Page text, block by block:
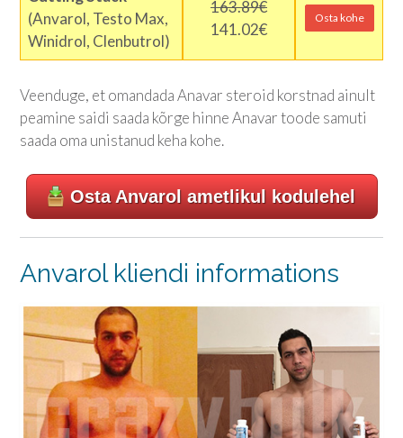
(Anvarol, Testo Max,
Winidrol, Clenbutrol)
163.89€
141.02€
Osta kohe
Veenduge, et omandada Anavar steroid korstnad ainult
peamine saidi saada kõrge hinne Anavar toode samuti
saada oma unistanud keha kohe.
Osta Anvarol ametlikul kodulehel
Anvarol kliendi informations